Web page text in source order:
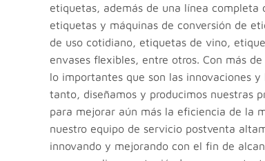
etiquetas, además de una línea completa
etiquetas y máquinas de conversión de
de uso cotidiano, etiquetas de vino,
envases flexibles, entre otros. Con más
lo importantes que son las innovaciones
tanto, diseñamos y producimos nuestras
para mejorar aún más la eficiencia de la
nuestro equipo de servicio postventa
innovando y mejorando con el fin de